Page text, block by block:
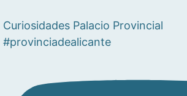
Curiosidades Palacio Provincial
#provinciadealicante